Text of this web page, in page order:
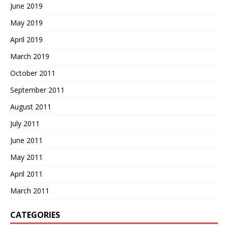
June 2019
May 2019
April 2019
March 2019
October 2011
September 2011
August 2011
July 2011
June 2011
May 2011
April 2011
March 2011
CATEGORIES